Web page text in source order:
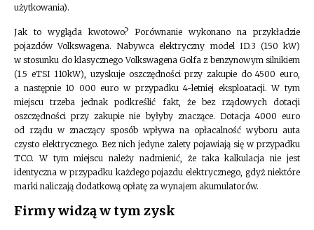
użytkowania).
Jak to wygląda kwotowo? Porównanie wykonano na przykładzie
pojazdów Volkswagena. Nabywca elektryczny model ID.3 (150 kW)
w stosunku do klasycznego Volkswagena Golfa z benzynowym silnikiem
(1.5 eTSI 110kW), uzyskuje oszczędności przy zakupie do 4500 euro,
a następnie 10 000 euro w przypadku 4-letniej eksploatacji. W tym
miejscu trzeba jednak podkreślić fakt, że bez rządowych dotacji
oszczędności przy zakupie nie byłyby znaczące. Dotacja 4000 euro
od rządu w znaczący sposób wpływa na opłacalność wyboru auta
czysto elektrycznego. Bez nich jedyne zalety pojawiają się w przypadku
TCO. W tym miejscu należy nadmienić, że taka kalkulacja nie jest
identyczna w przypadku każdego pojazdu elektrycznego, gdyż niektóre
marki naliczają dodatkową opłatę za wynajem akumulatorów.
Firmy widzą w tym zysk